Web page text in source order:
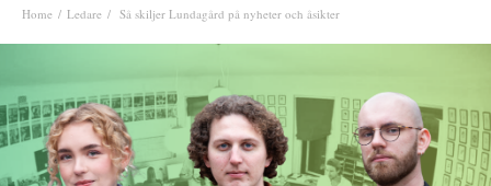
Home Ledare Så skiljer Lundagård på nyheter och åsikter